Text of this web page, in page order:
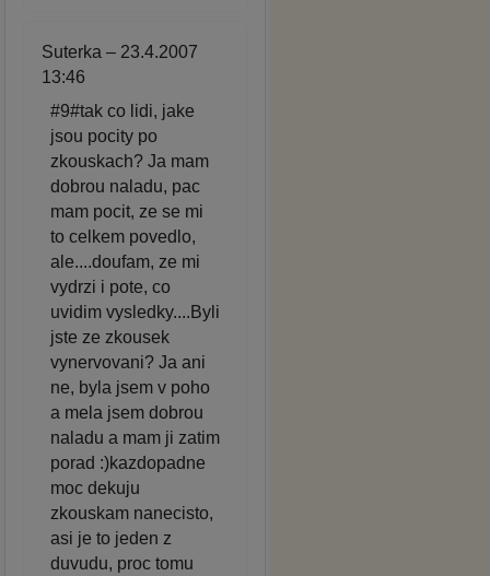
Suterka – 23.4.2007
13:46
#9#tak co lidi, jake
jsou pocity po
zkouskach? Ja mam
dobrou naladu, pac
mam pocit, ze se mi
to celkem povedlo,
ale....doufam, ze mi
vydrzi i pote, co
uvidim vysledky....Byli
jste ze zkousek
vynervovani? Ja ani
ne, byla jsem v poho
a mela jsem dobrou
naladu a mam ji zatim
porad :)kazdopadne
moc dekuju
zkouskam nanecisto,
asi je to jeden z
duvudu, proc tomu